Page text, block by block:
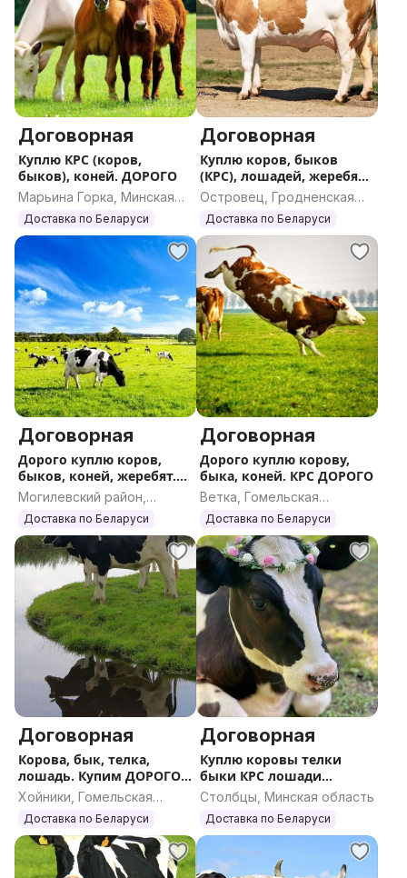
Договорная
Куплю КРС (коров,
быков), коней. ДОРОГО
Марьина Горка, Минская
область
Доставка по Беларуси
Договорная
Куплю коров, быков
(КРС), лошадей, жеребят.
ДОРОГО
Островец, Гродненская
область
Доставка по Беларуси
Договорная
Дорого куплю коров,
быков, коней, жеребят.
КРС
Могилевский район,
Могилевская область
Доставка по Беларуси
Договорная
Дорого куплю корову,
быка, коней. КРС ДОРОГО
Ветка, Гомельская
область
Доставка по Беларуси
Договорная
Корова, бык, телка,
лошадь. Купим ДОРОГО
КРС
Хойники, Гомельская
область
Доставка по Беларуси
Договорная
Куплю коровы телки
быки КРС лошади
жеребята
Столбцы, Минская область
Доставка по Беларуси